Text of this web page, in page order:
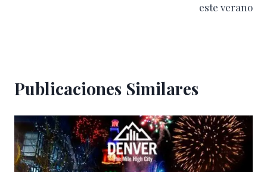
este verano
Publicaciones Similares